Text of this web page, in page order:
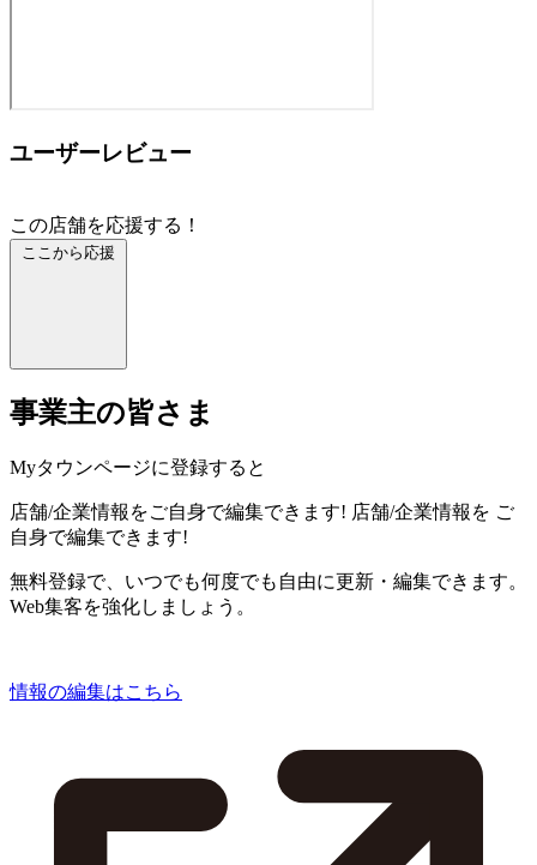
ユーザーレビュー
この店舗を応援する！
ここから応援
事業主の皆さま
Myタウンページに登録すると
店舗/企業情報をご自身で編集できます! 店舗/企業情報を ご
自身で編集できます!
無料登録で、いつでも何度でも自由に更新・編集できます。
Web集客を強化しましょう。
情報の編集はこちら